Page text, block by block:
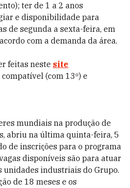
ter de 1 a 2 anos
e disponibilidade para
de segunda a sexta-feira, em
com a demanda da área.
feitas neste site
(com 13º) e
mundiais na produção de
abriu na última quinta-feira, 5
de inscrições para o programa
disponíveis são para atuar
unidades industriais do Grupo.
de 18 meses e os